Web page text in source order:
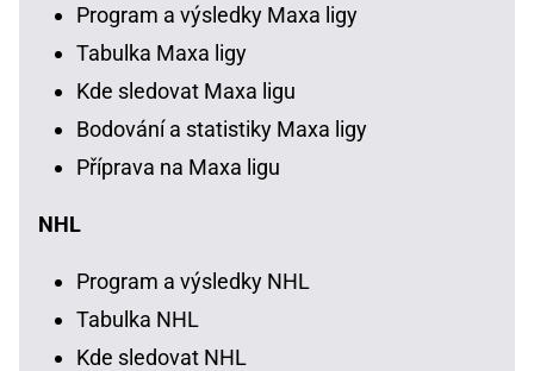
Program a výsledky Maxa ligy
Tabulka Maxa ligy
Kde sledovat Maxa ligu
Bodování a statistiky Maxa ligy
Příprava na Maxa ligu
NHL
Program a výsledky NHL
Tabulka NHL
Kde sledovat NHL